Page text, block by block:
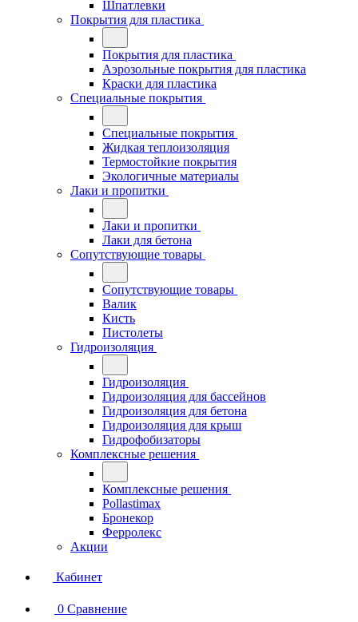
Шпатлевки
Покрытия для пластика
Покрытия для пластика
Аэрозольные покрытия для пластика
Краски для пластика
Специальные покрытия
Специальные покрытия
Жидкая теплоизоляция
Термостойкие покрытия
Экологичные материалы
Лаки и пропитки
Лаки и пропитки
Лаки для бетона
Сопутствующие товары
Сопутствующие товары
Валик
Кисть
Пистолеты
Гидроизоляция
Гидроизоляция
Гидроизоляция для бассейнов
Гидроизоляция для бетона
Гидроизоляция для крыш
Гидрофобизаторы
Комплексные решения
Комплексные решения
Pollastimax
Бронекор
Ферролекс
Акции
Кабинет
0 Сравнение